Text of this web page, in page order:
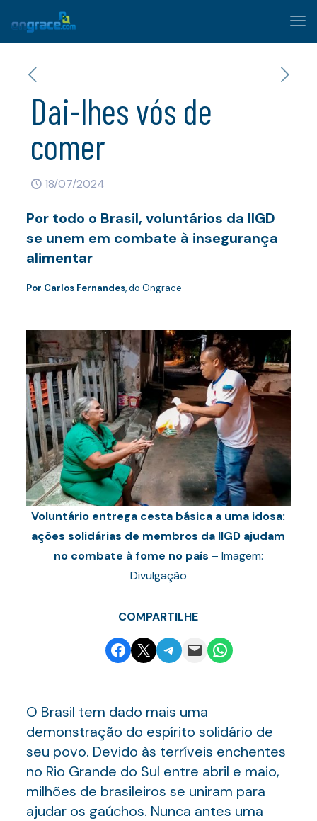
Dai-lhes vós de
comer
18/07/2024
Por todo o Brasil, voluntários da IIGD
se unem em combate à insegurança
alimentar
Por Carlos Fernandes, do Ongrace
Voluntário entrega cesta básica a uma idosa:
ações solidárias de membros da IIGD ajudam
no combate à fome no país – Imagem:
Divulgação
COMPARTILHE
Share on Facebook
Email this PageShare on Telegram
Email this PageShare on WhatsApp
O Brasil tem dado mais uma
demonstração do espírito solidário de
seu povo. Devido às terríveis enchentes
no Rio Grande do Sul entre abril e maio,
milhões de brasileiros se uniram para
ajudar os gaúchos. Nunca antes uma